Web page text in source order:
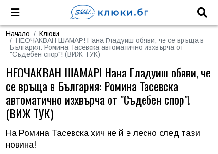
Начало
Клюки
НЕОЧАКВАН ШАМАР! Нана Гладуиш обяви, че се връща в
България: Ромина Тасевска автоматично изхвърча от
"Съдебен спор"! (ВИЖ ТУК)
НЕОЧАКВАН ШАМАР! Нана Гладуиш обяви, че
се връща в България: Ромина Тасевска
автоматично изхвърча от "Съдебен спор"!
(ВИЖ ТУК)
На Ромина Тасевска хич не й е лесно след тази
новина!